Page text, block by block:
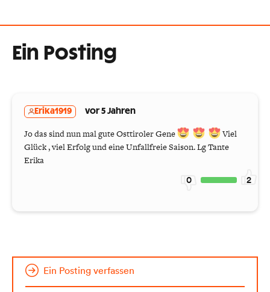
Ein Posting
Erika1919 vor 5 Jahren
Jo das sind nun mal gute Osttiroler Gene
Viel
Glück , viel Erfolg und eine Unfallfreie Saison. Lg Tante
Erika
0 2
Ein Posting verfassen